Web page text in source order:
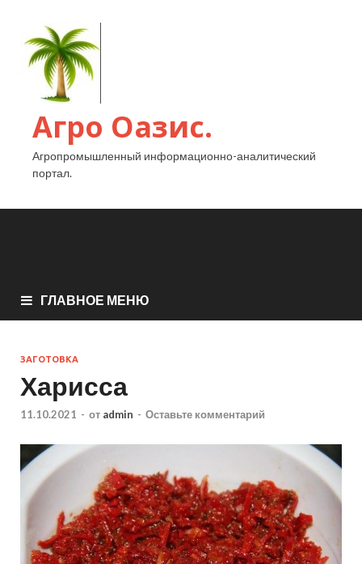
Агро Оазис.
Агропромышленный информационно-аналитический
портал.
ГЛАВНОЕ МЕНЮ
ЗАГОТОВКА
Харисса
11.10.2021 - от admin - Оставьте комментарий